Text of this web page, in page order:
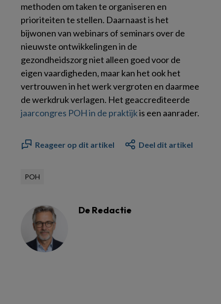
methoden om taken te organiseren en
prioriteiten te stellen. Daarnaast is het
bijwonen van webinars of seminars over de
nieuwste ontwikkelingen in de
gezondheidszorg niet alleen goed voor de
eigen vaardigheden, maar kan het ook het
vertrouwen in het werk vergroten en daarmee
de werkdruk verlagen. Het geaccrediteerde
jaarcongres POH in de praktijkis een aanrader.
Reageer op dit artikel Deel dit artikel
POH
De Redactie